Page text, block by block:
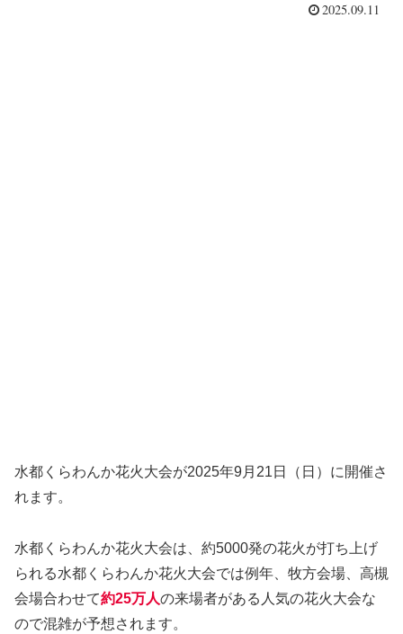
2025.09.11
水都くらわんか花火大会が2025年9月21日（日）に開催さ
れます。
水都くらわんか花火大会は、約5000発の花火が打ち上げ
られる水都くらわんか花火大会では例年、牧方会場、高槻
会場合わせて約25万人の来場者がある人気の花火大会な
ので混雑が予想されます。